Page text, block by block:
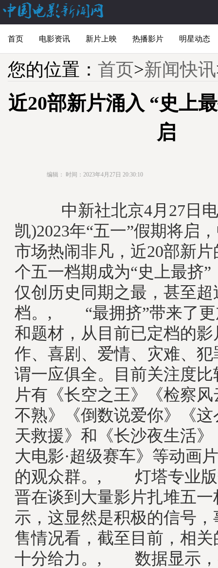
首页 电影资讯 新片上映 热播影片 明星动态
您的位置： 首页>新闻快讯
近20部新片涌入 “史上
启
编辑： 时间：2023年4月27日 20:30:10
中新社北京4月27日电
凯)2023年“五一”假期将启
市场热闹非凡，近20部新
个五一档期成为“史上最挤
仅创历史同期之最，甚至
档。, “最拥挤”带来了更
和题材，从目前已定档的
作、喜剧、爱情、灾难、
谓一应俱全。目前关注度
片有《长空之王》《检察
不熟》《倒数说爱你》《
天救援》和《长沙夜生活
大电影·超级赛车》等动画
的观众群。, 灯塔专业版
晋在谈到大量影片扎堆五
示，这显然是积极的信号
售情况看，截至目前，相
十分给力。, 数据显示，